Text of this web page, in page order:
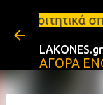
προς
LAKONES.gr
ΑΓΟΡΑ